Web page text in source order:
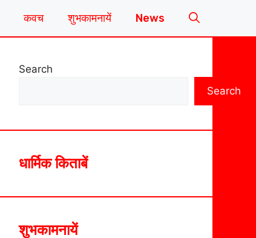
कवच शुभकामनायें News
Search
Search
धार्मिक किताबें
शुभकामनायें